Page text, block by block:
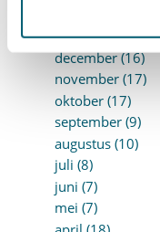
►
2024 (161)
december (16)
november (17)
oktober (17)
september (9)
augustus (10)
juli (8)
juni (7)
mei (7)